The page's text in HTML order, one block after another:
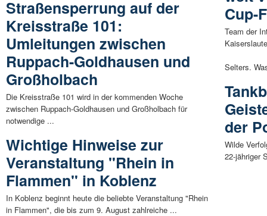
Straßensperrung auf der
Kreisstraße 101:
Umleitungen zwischen
Ruppach-Goldhausen und
Großholbach
Die Kreisstraße 101 wird in der kommenden Woche
zwischen Ruppach-Goldhausen und Großholbach für
notwendige ...
Wichtige Hinweise zur
Veranstaltung "Rhein in
Flammen" in Koblenz
In Koblenz beginnt heute die beliebte Veranstaltung "Rhein
in Flammen", die bis zum 9. August zahlreiche ...
Cup-
Team der
Selters.
der
Wilde
22-jähriger